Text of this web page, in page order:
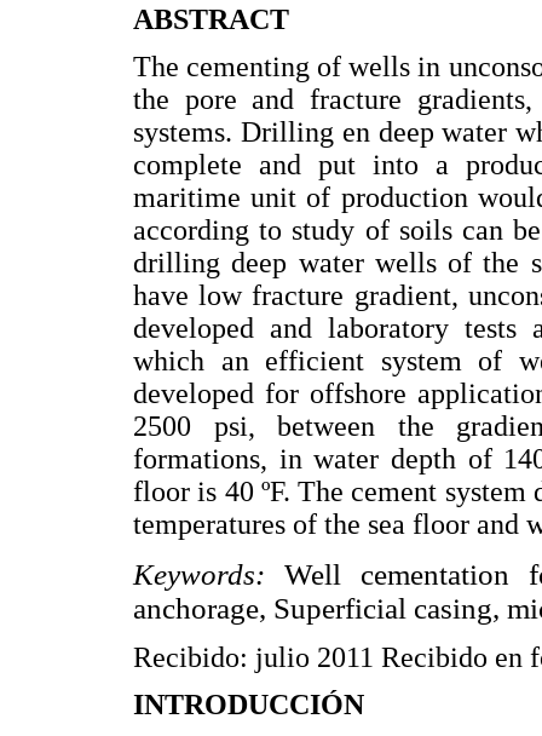
ABSTRACT
The cementing of wells in
the pore and fracture
systems. Drilling en deep water
complete and put into a
maritime unit of production
according to study of soils can
drilling deep water wells of the
have low fracture gradient,
developed and laboratory tests
which an efficient system of
developed for offshore
2500 psi, between the
formations, in water depth of
floor is 40 ºF. The cement
temperatures of the sea floor and
Keywords: Well cementation
anchorage, Superficial casing,
Recibido: julio 2011 Recibido en
INTRODUCCIÓN